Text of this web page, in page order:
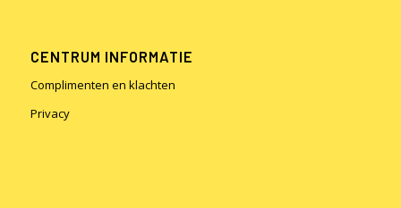
CENTRUM INFORMATIE
Complimenten en klachten
Privacy